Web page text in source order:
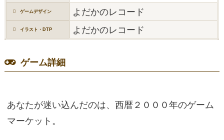
ゲームデザイン よだかのレコード
イラスト・DTP よだかのレコード
ゲーム詳細
あなたが迷い込んだのは、西暦２０００年のゲーム
マーケット。